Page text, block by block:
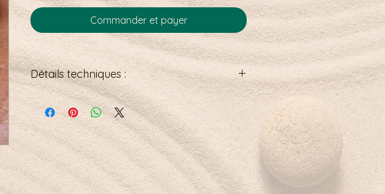
Commander et payer
Détails techniques :
Bracelet élastiqué
8mm
17, 5 mm soit 22 perles